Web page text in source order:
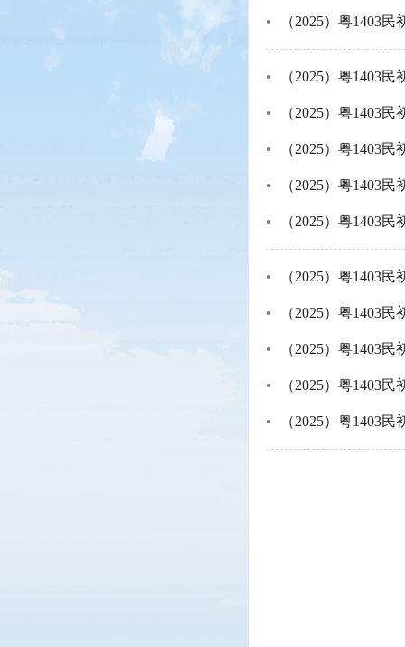
（2025）粤1403民
（2025）粤1403民
（2025）粤1403民
（2025）粤1403民
（2025）粤1403民
（2025）粤1403民
（2025）粤1403民
（2025）粤1403民
（2025）粤1403民
（2025）粤1403民
（2025）粤1403民